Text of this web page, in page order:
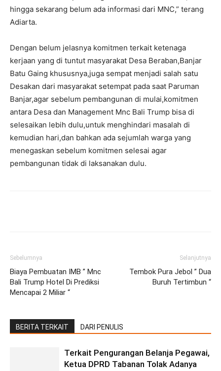
hingga sekarang belum ada informasi dari MNC,” terang
Adiarta.
Dengan belum jelasnya komitmen terkait ketenaga
kerjaan yang di tuntut masyarakat Desa Beraban,Banjar
Batu Gaing khususnya,juga sempat menjadi salah satu
Desakan dari masyarakat setempat pada saat Paruman
Banjar,agar sebelum pembangunan di mulai,komitmen
antara Desa dan Management Mnc Bali Trump bisa di
selesaikan lebih dulu,untuk menghindari masalah di
kemudian hari,dan bahkan ada sejumlah warga yang
menegaskan sebelum komitmen selesai agar
pembangunan tidak di laksanakan dulu.
Sebelumnya
Biaya Pembuatan IMB ” Mnc
Bali Trump Hotel Di Prediksi
Mencapai 2 Miliar “
Selanjutnya
Tembok Pura Jebol ” Dua
Buruh Tertimbun “
BERITA TERKAIT DARI PENULIS
Terkait Pengurangan Belanja Pegawai,
Ketua DPRD Tabanan Tolak Adanya